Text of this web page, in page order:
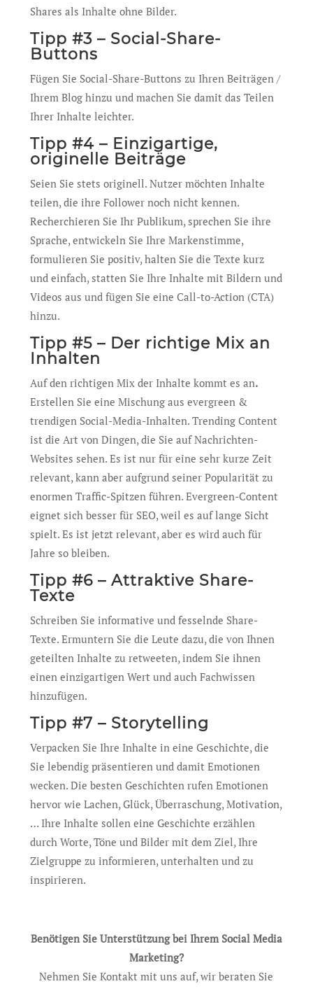
Shares als Inhalte ohne Bilder.
Tipp #3 – Social-Share-
Buttons
Fügen Sie Social-Share-Buttons zu Ihren Beiträgen /
Ihrem Blog hinzu und machen Sie damit das Teilen
Ihrer Inhalte leichter.
Tipp #4 – Einzigartige,
originelle Beiträge
Seien Sie stets originell. Nutzer möchten Inhalte
teilen, die ihre Follower noch nicht kennen.
Recherchieren Sie Ihr Publikum, sprechen Sie ihre
Sprache, entwickeln Sie Ihre Markenstimme,
formulieren Sie positiv, halten Sie die Texte kurz
und einfach, statten Sie Ihre Inhalte mit Bildern und
Videos aus und fügen Sie eine Call-to-Action (CTA)
hinzu.
Tipp #5 – Der richtige Mix an
Inhalten
Auf den richtigen Mix der Inhalte kommt es an.
Erstellen Sie eine Mischung aus evergreen &
trendigen Social-Media-Inhalten. Trending Content
ist die Art von Dingen, die Sie auf Nachrichten-
Websites sehen. Es ist nur für eine sehr kurze Zeit
relevant, kann aber aufgrund seiner Popularität zu
enormen Traffic-Spitzen führen. Evergreen-Content
eignet sich besser für SEO, weil es auf lange Sicht
spielt. Es ist jetzt relevant, aber es wird auch für
Jahre so bleiben.
Tipp #6 – Attraktive Share-
Texte
Schreiben Sie informative und fesselnde Share-
Texte. Ermuntern Sie die Leute dazu, die von Ihnen
geteilten Inhalte zu retweeten, indem Sie ihnen
einen einzigartigen Wert und auch Fachwissen
hinzufügen.
Tipp #7 – Storytelling
Verpacken Sie Ihre Inhalte in eine Geschichte, die
Sie lebendig präsentieren und damit Emotionen
wecken. Die besten Geschichten rufen Emotionen
hervor wie Lachen, Glück, Überraschung, Motivation,
… Ihre Inhalte sollen eine Geschichte erzählen
durch Worte, Töne und Bilder mit dem Ziel, Ihre
Zielgruppe zu informieren, unterhalten und zu
inspirieren.
Benötigen Sie Unterstützung bei Ihrem Social Media
Marketing?
Nehmen Sie Kontakt mit uns auf, wir beraten Sie